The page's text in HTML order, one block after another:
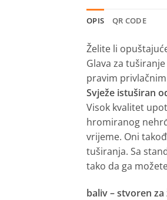
OPIS QR CODE
Želite li
Glava za
pravim
Svježe istuširan
Visok kvalitet
hromiranog
vrijeme. Oni
tuširanja. Sa
tako da ga
baliv – stvoren